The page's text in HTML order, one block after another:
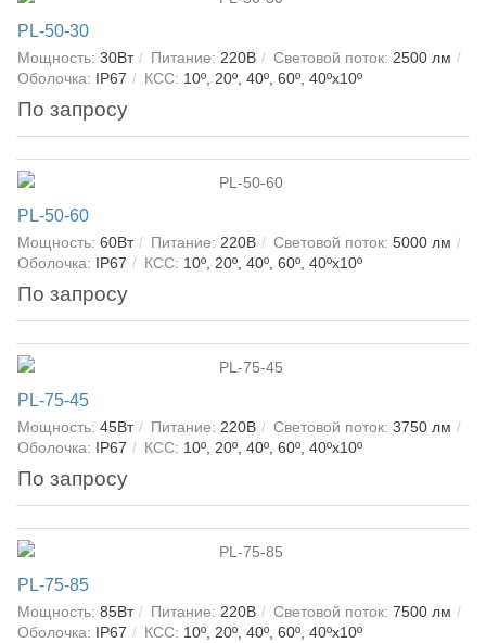
PL-50-30
Мощность: 30Вт Питание: 220В Световой поток: 2500 лм
Оболочка: IP67 КСС: 10º, 20º, 40º, 60º, 40ºх10º
По запросу
PL-50-60
Мощность: 60Вт Питание: 220В Световой поток: 5000 лм
Оболочка: IP67 КСС: 10º, 20º, 40º, 60º, 40ºх10º
По запросу
PL-75-45
Мощность: 45Вт Питание: 220В Световой поток: 3750 лм
Оболочка: IP67 КСС: 10º, 20º, 40º, 60º, 40ºх10º
По запросу
PL-75-85
Мощность: 85Вт Питание: 220В Световой поток: 7500 лм
Оболочка: IP67 КСС: 10º, 20º, 40º, 60º, 40ºх10º